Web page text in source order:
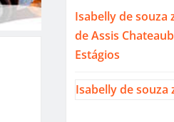
Isabelly de souza
de Assis
Estágios
Isabelly de